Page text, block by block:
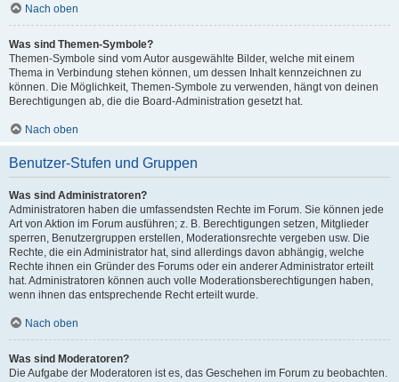
Nach oben
Was sind Themen-Symbole?
Themen-Symbole sind vom Autor ausgewählte Bilder, welche mit einem
Thema in Verbindung stehen können, um dessen Inhalt kennzeichnen zu
können. Die Möglichkeit, Themen-Symbole zu verwenden, hängt von deinen
Berechtigungen ab, die die Board-Administration gesetzt hat.
Nach oben
Benutzer-Stufen und Gruppen
Was sind Administratoren?
Administratoren haben die umfassendsten Rechte im Forum. Sie können jede
Art von Aktion im Forum ausführen; z. B. Berechtigungen setzen, Mitglieder
sperren, Benutzergruppen erstellen, Moderationsrechte vergeben usw. Die
Rechte, die ein Administrator hat, sind allerdings davon abhängig, welche
Rechte ihnen ein Gründer des Forums oder ein anderer Administrator erteilt
hat. Administratoren können auch volle Moderationsberechtigungen haben,
wenn ihnen das entsprechende Recht erteilt wurde.
Nach oben
Was sind Moderatoren?
Die Aufgabe der Moderatoren ist es, das Geschehen im Forum zu beobachten.